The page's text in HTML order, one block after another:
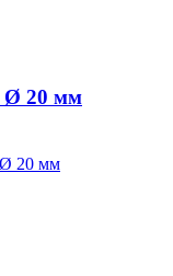
Ø 20 мм